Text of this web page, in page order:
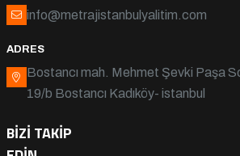
info@metrajistanbulyalitim.com
ADRES
Bostancı mah. Mehmet Şevki Paşa
19/b Bostancı Kadıköy- istanbul
BIZI TAKIP